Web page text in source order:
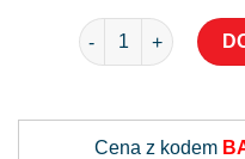
ilość Afisz z
Cena z kodem